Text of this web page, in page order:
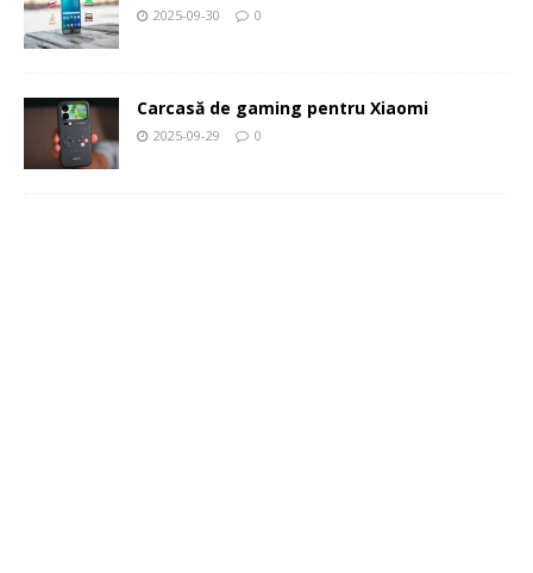
2025-09-30 0
Carcasă de gaming pentru Xiaomi
2025-09-29 0